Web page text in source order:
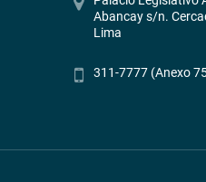
Abancay s/n.
Lima
311-7777 (Anexo